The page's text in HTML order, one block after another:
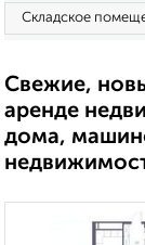
Складское
Свежие,
аренде
дома,